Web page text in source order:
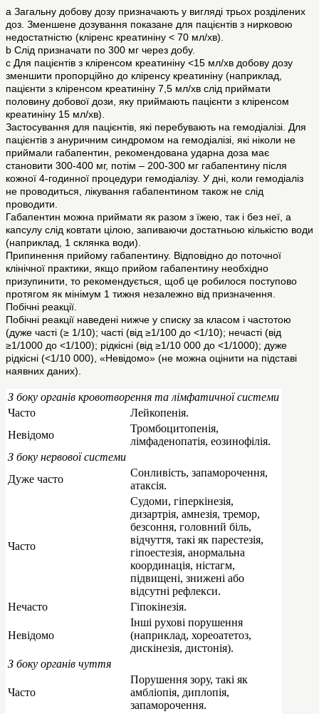
а Загальну добову дозу призначають у вигляді трьох розділених
доз. Зменшене дозування показане для пацієнтів з нирковою
недостатністю (кліренс креатиніну < 70 мл/хв).
b Слід призначати по 300 мг через добу.
с Для пацієнтів з кліренсом креатиніну <15 мл/хв добову дозу
зменшити пропорційно до кліренсу креатиніну (наприклад,
пацієнти з кліренсом креатиніну 7,5 мл/хв слід приймати
половину добової дози, яку приймають пацієнти з кліренсом
креатиніну 15 мл/хв).
Застосування для пацієнтів, які перебувають на гемодіалізі. Для
пацієнтів з ануричним синдромом на гемодіалізі, які ніколи не
приймали габапентин, рекомендована ударна доза має
становити 300-400 мг, потім – 200-300 мг габапентину після
кожної 4-годинної процедури гемодіалізу. У дні, коли гемодіаліз
не проводиться, лікування габапентином також не слід
проводити.
Габапентин можна приймати як разом з їжею, так і без неї, а
капсулу слід ковтати цілою, запиваючи достатньою кількістю води
(наприклад, 1 склянка води).
Припинення прийому габапентину. Відповідно до поточної
клінічної практики, якщо прийом габапентину необхідно
призупинити, то рекомендується, щоб це робилося поступово
протягом як мінімум 1 тижня незалежно від призначення.
Побічні реакції.
Побічні реакції наведені нижче у списку за класом і частотою
(дуже часті (≥ 1/10); часті (від ≥1/100 до <1/10); нечасті (від
≥1/1000 до <1/100); рідкісні (від ≥1/10 000 до <1/1000); дуже
рідкісні (<1/10 000), «Невідомо» (не можна оцінити на підставі
наявних даних).
З боку органів кровотворення та лімфатичної системи
Часто
Лейкопенія.
Невідомо
Тромбоцитопенія,
лімфаденопатія, еозинофілія.
З боку нервової системи
Дуже часто
Сонливість, запаморочення,
атаксія.
Часто
Судоми, гіперкінезія,
дизартрія, амнезія, тремор,
безсоння, головний біль,
відчуття, такі як парестезія,
гіпоестезія, анормальна
координація, ністагм,
підвищені, знижені або
відсутні рефлекси.
Нечасто
Гіпокінезія.
Невідомо
Інші рухові порушення
(наприклад, хореоатетоз,
дискінезія, дистонія).
З боку органів чуття
Часто
Порушення зору, такі як
амбліопія, диплопія,
запаморочення.